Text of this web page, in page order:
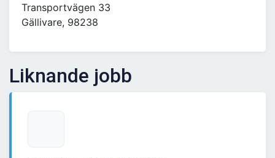
Transportvägen 33
Gällivare, 98238
Liknande jobb